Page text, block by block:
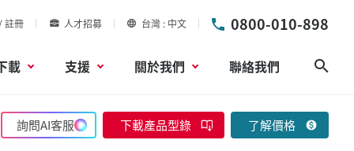
註冊 人才招募 台灣 中文 0800-010-898
載 支援 關於我們 聯絡我們
詢問AI客服 下載產品型錄 了解價格